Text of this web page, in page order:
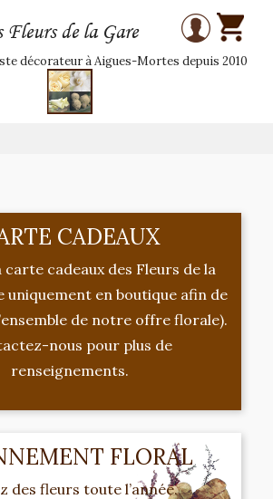
Fleurs de la Gare
décorateur à Aigues-Mortes depuis 2010
CADEAUX
carte cadeaux des Fleurs de la
uniquement en boutique afin de
de notre offre florale).
nous pour plus de
renseignements.
FLORAL
des fleurs toute l’année.